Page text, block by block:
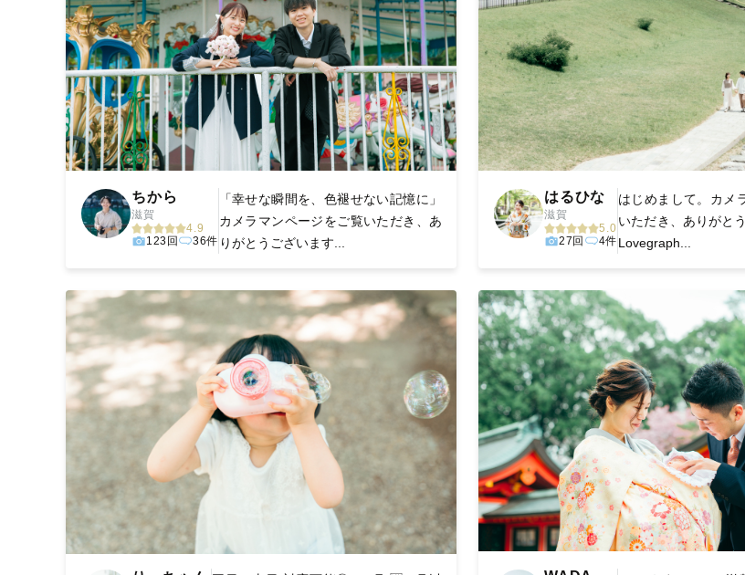
ちから
滋賀
4.9
123回
36件
「幸せな瞬間を、色褪せない記憶に」
カメラマンページをご覧いただき、あ
りがとうございます...
はるひな
滋賀
5.0
27回
4件
はじめまして。カメ
いただき、ありがと
Lovegraph...